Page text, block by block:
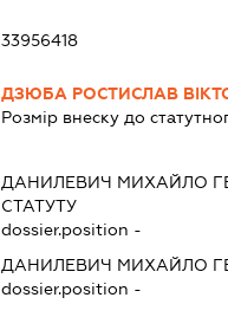
33956418
ДЗЮБА РОСТИСЛАВ
Розмір внеску до
ДАНИЛЕВИЧ МИХАЙЛО
СТАТУТУ
dossier.position -
ДАНИЛЕВИЧ МИХАЙЛО
dossier.position -